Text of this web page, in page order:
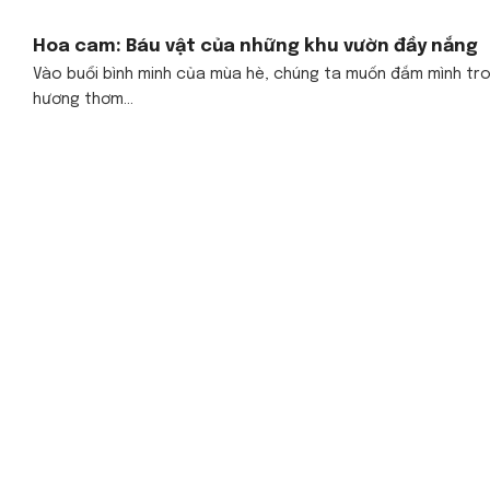
Hoa cam: Báu vật của những khu vườn đầy nắng
Vào buổi bình minh của mùa hè, chúng ta muốn đắm mình
hương thơm...